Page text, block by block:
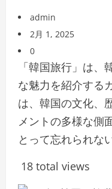
admin
2月 1, 2025
0
「韓国旅行」は
な魅力を紹介する
は、韓国の文化、
メントの多様な側
とって忘れられな
18 total views